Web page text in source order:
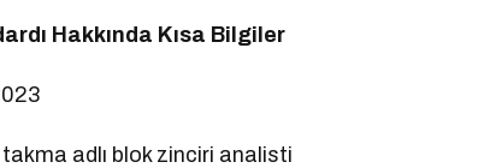
Hakkında Kısa Bilgiler
takma adlı blok zinciri analisti